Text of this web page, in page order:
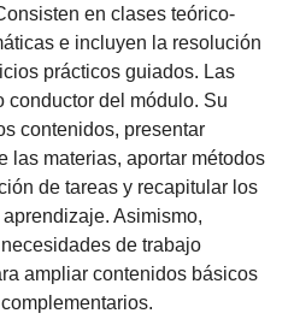
en clases teórico-
e incluyen la resolución
prácticos guiados. Las
conductor del módulo. Su
contenidos, presentar
las materias, aportar métodos
de tareas y recapitular los
Asimismo,
de trabajo
ampliar contenidos básicos